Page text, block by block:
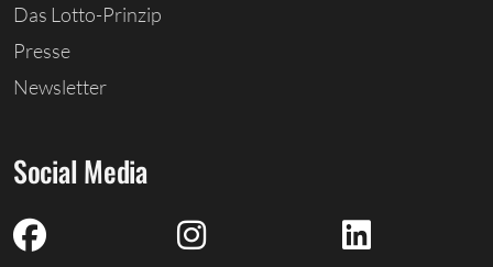
Das Lotto-Prinzip
Presse
Newsletter
Social Media